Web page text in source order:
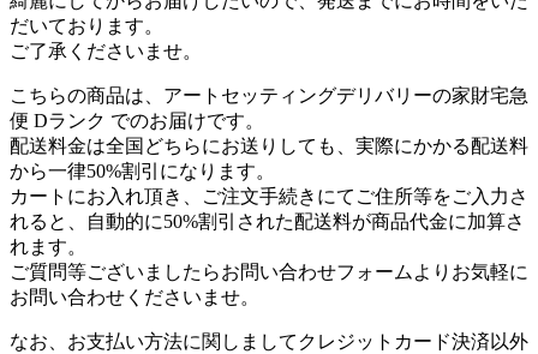
だいております。
ご了承くださいませ。
こちらの商品は、アートセッティングデリバリーの家財宅急
便 Dランク でのお届けです。
配送料金は全国どちらにお送りしても、実際にかかる配送料
から一律50%割引になります。
カートにお入れ頂き、ご注文手続きにてご住所等をご入力さ
れると、自動的に50%割引された配送料が商品代金に加算さ
れます。
ご質問等ございましたらお問い合わせフォームよりお気軽に
お問い合わせくださいませ。
なお、お支払い方法に関しましてクレジットカード決済以外